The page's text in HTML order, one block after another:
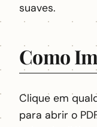
suaves.
Como
Clique em
para abrir o